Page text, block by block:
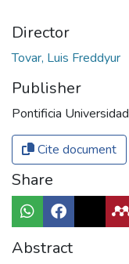
Director
Tovar, Luis Freddyur
Publisher
Pontificia
Cite document
Share
Abstract